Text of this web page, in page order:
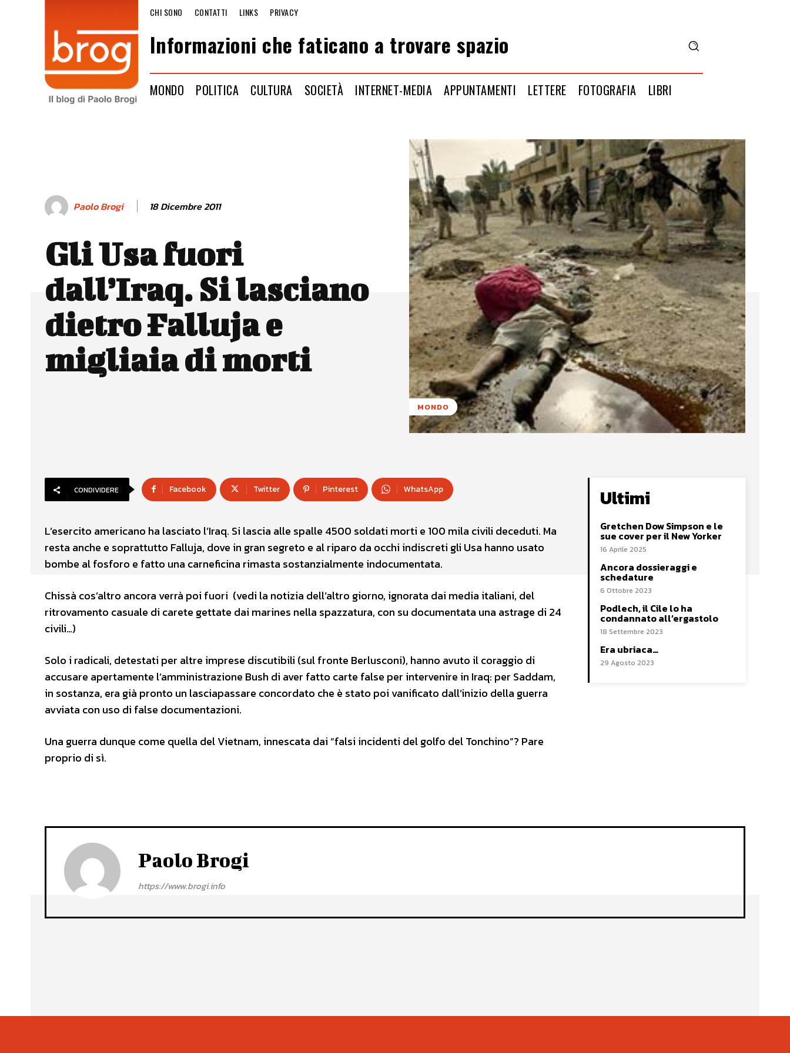
CHI SONO CONTATTI LINKS PRIVACY
Informazioni che faticano a trovare spazio
MONDO POLITICA CULTURA SOCIETÀ INTERNET-MEDIA APPUNTAMENTI LETTERE FOTOGRAFIA LIBRI
Paolo Brogi 18 Dicembre 2011
Gli Usa fuori
dall’Iraq. Si lasciano
dietro Falluja e
migliaia di morti
MONDO
CONDIVIDERE Facebook Twitter Pinterest WhatsApp
L’esercito americano ha lasciato l’Iraq. Si lascia alle spalle 4500 soldati morti e 100 mila civili deceduti. Ma
resta anche e soprattutto Falluja, dove in gran segreto e al riparo da occhi indiscreti gli Usa hanno usato
bombe al fosforo e fatto una carneficina rimasta sostanzialmente indocumentata.
Chissà cos’altro ancora verrà poi fuori (vedi la notizia dell’altro giorno, ignorata dai media italiani, del
ritrovamento casuale di carete gettate dai marines nella spazzatura, con su documentata una astrage di 24
civili…)
Solo i radicali, detestati per altre imprese discutibili (sul fronte Berlusconi), hanno avuto il coraggio di
accusare apertamente l’amministrazione Bush di aver fatto carte false per intervenire in Iraq: per Saddam,
in sostanza, era già pronto un lasciapassare concordato che è stato poi vanificato dall’inizio della guerra
avviata con uso di false documentazioni.
Una guerra dunque come quella del Vietnam, innescata dai “falsi incidenti del golfo del Tonchino”? Pare
proprio di sì.
Ultimi
Gretchen Dow Simpson e le
sue cover per il New Yorker
16 Aprile 2025
Ancora dossieraggi e
schedature
6 Ottobre 2023
Podlech, il Cile lo ha
condannato all’ergastolo
18 Settembre 2023
Era ubriaca…
29 Agosto 2023
Paolo Brogi
https://www.brogi.info